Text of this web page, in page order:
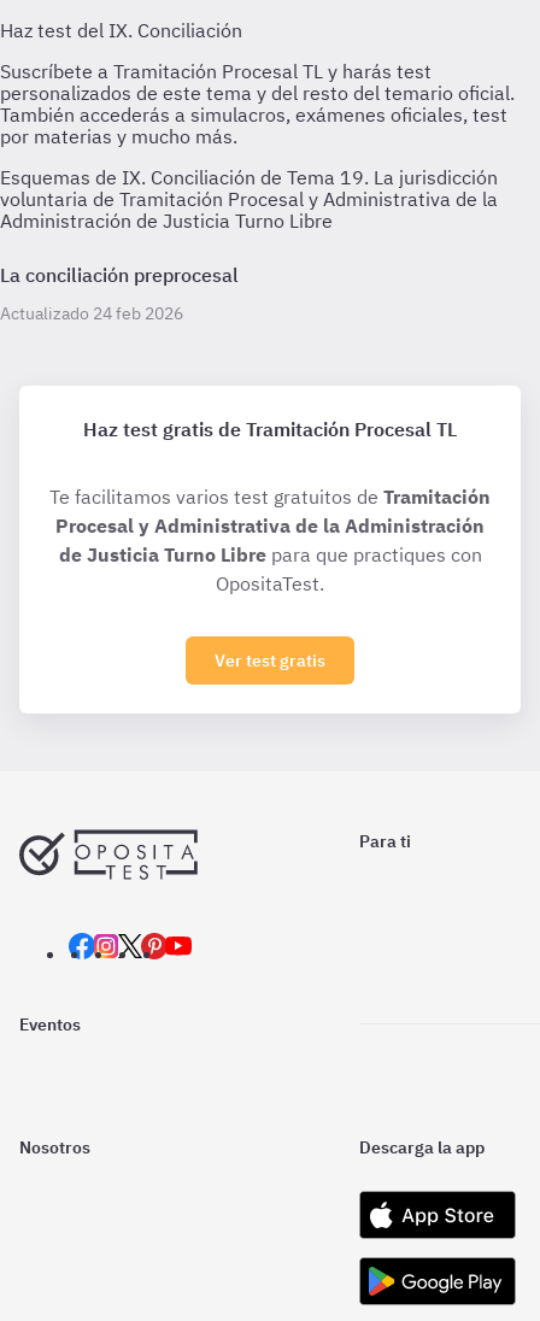
Esquemas de IX. Conciliación de Tema 19. La jurisdicción
voluntaria de Tramitación Procesal y Administrativa de la
Administración de Justicia Turno Libre
La conciliación preprocesal
Actualizado 24 feb 2026
Haz test gratis de Tramitación Procesal TL
Te facilitamos varios test gratuitos de Tramitación
Procesal y Administrativa de la Administración
de Justicia Turno Librepara que practiques con
OpositaTest.
Ver test gratis
Para ti
Eventos
Nosotros Descarga la app